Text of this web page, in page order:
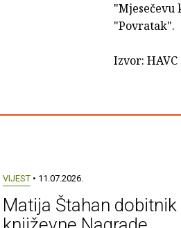
"Mjesečevu
"Povratak".
Izvor: HAVC
VIJEST• 11.07.2026.
Matija Štahan dobitnik